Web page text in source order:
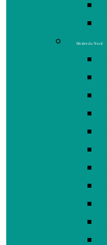
Rivière du Nord